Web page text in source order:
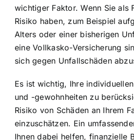
wichtiger Faktor. Wenn Sie als
Risiko haben, zum Beispiel
Alters oder einer bisherigen
eine Vollkasko-Versicherung
sich gegen Unfallschäden
Es ist wichtig, Ihre
und -gewohnheiten zu
Risiko von Schäden an Ihrem
einzuschätzen. Ein
Ihnen dabei helfen, finanzielle